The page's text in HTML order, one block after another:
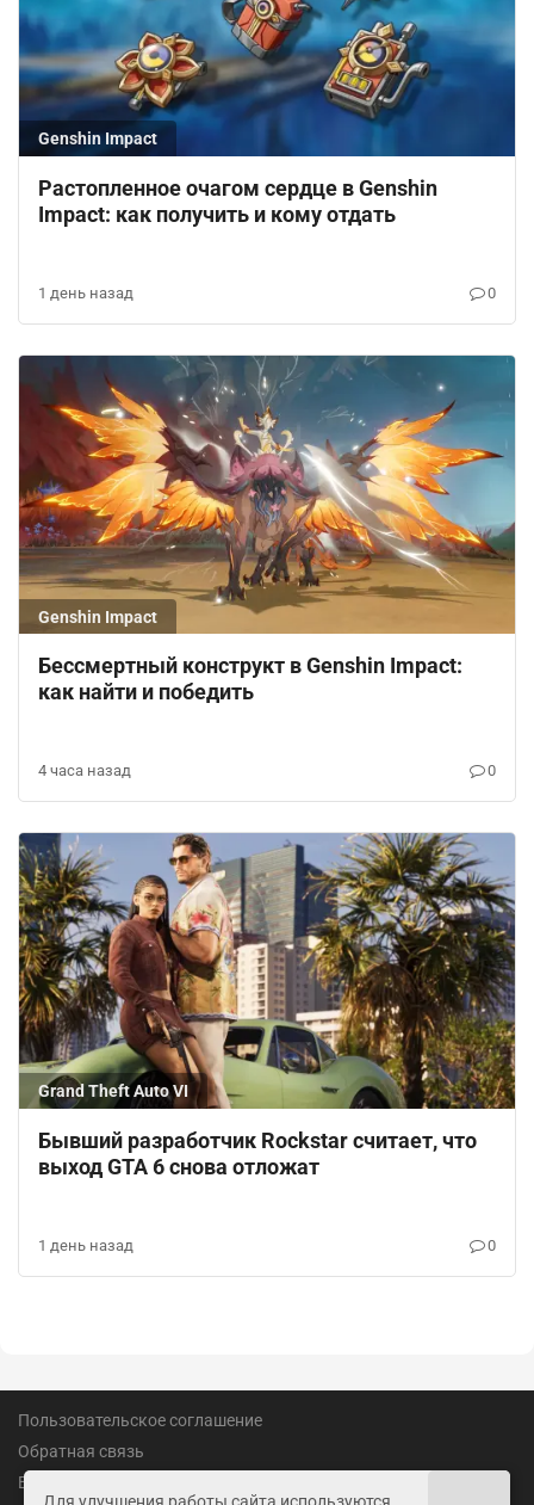
Genshin Impact
Растопленное очагом сердце в Genshin
Impact: как получить и кому отдать
1 день назад 0
Genshin Impact
Бессмертный конструкт в Genshin Impact:
как найти и победить
4 часа назад 0
Grand Theft Auto VI
Бывший разработчик Rockstar считает, что
выход GTA 6 снова отложат
1 день назад 0
Пользовательское соглашение
Обратная связь
Вакансии